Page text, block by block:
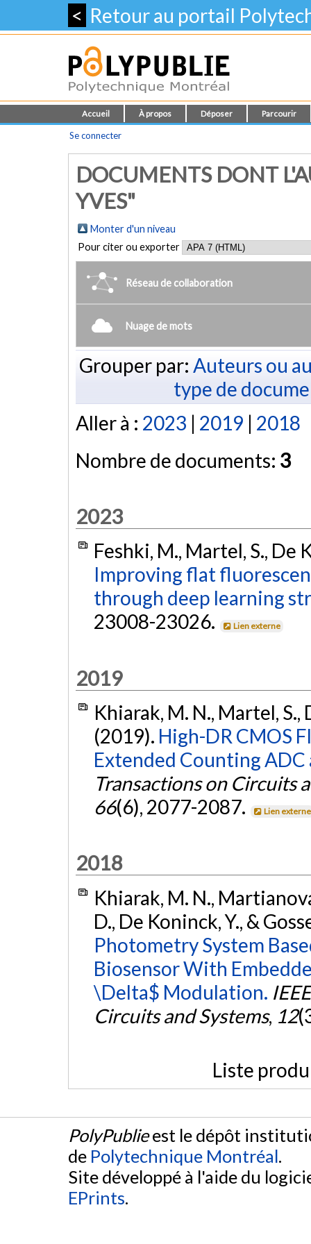
< Retour au portail
Accueil À propos Déposer Parcourir
Se connecter
DOCUMENTS DONT
YVES"
Monter d'un niveau
Pour citer ou exporter
Réseau de collaboration
Nuage de mots
Grouper par: Auteurs ou
type de
Aller à : 2023 | 2019 | 2018
Nombre de documents: 3
2023
Feshki, M., Martel, S., De
Improving flat
through deep learning
23008-23026.
Lien externe
2019
Khiarak, M. N., Martel, S.,
(2019). High-DR CMOS
Extended Counting
Transactions on Circuits
66(6), 2077-2087. Lien externe
2018
Khiarak, M. N.,
D., De Koninck, Y., &
Photometry System
Biosensor With
\Delta$ Modulation.
Circuits and Systems, 12
Liste
PolyPublieest le dépôt
de Polytechnique Montréal.
Site développé à l'aide du
EPrints.